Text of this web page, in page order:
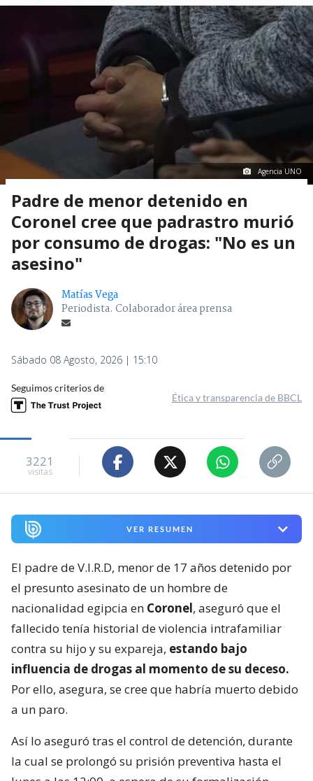
Agencia UNO
Padre de menor detenido en
Coronel cree que padrastro murió
por consumo de drogas: "No es un
asesino"
Matías Vega
Periodista. Colaborador área prensa
Sábado 08 Agosto, 2026 | 15:10
Seguimos criterios de
Ética y transparencia de BBCL
3221
visitas
VER RESUMEN
El padre de V.I.R.D, menor de 17 años detenido por
el presunto asesinato de un hombre de
nacionalidad egipcia en Coronel, aseguró que el
fallecido tenía historial de violencia intrafamiliar
contra su hijo y su expareja, estando bajo
influencia de drogas al momento de su deceso.
Por ello, asegura, se cree que habría muerto debido
a un paro.
Así lo aseguró tras el control de detención, durante
la cual se prolongó su prisión preventiva hasta el